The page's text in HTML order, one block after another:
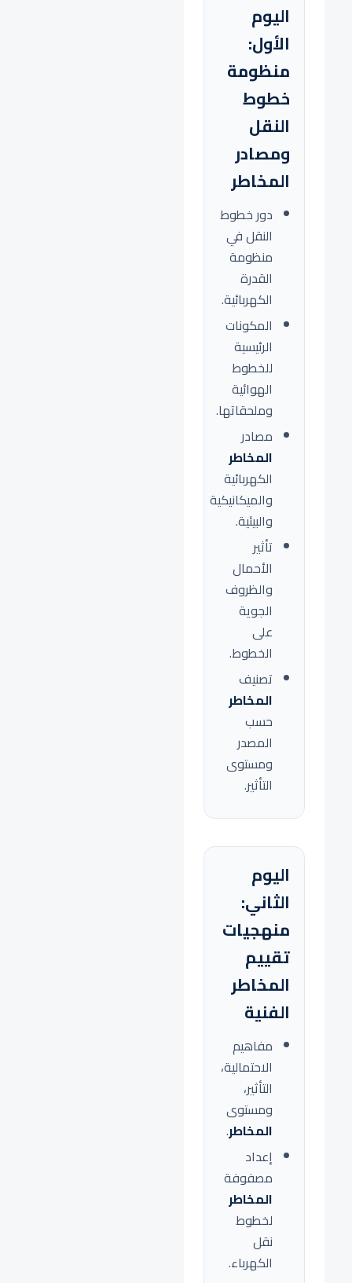
اليوم
الأول:
منظومة
خطوط
النقل
ومصادر
المخاطر
دور خطوط
النقل في
منظومة
القدرة
الكهربائية.
المكونات
الرئيسية
للخطوط
الهوائية
وملحقاتها.
مصادر
المخاطر
الكهربائية
والميكانيكية
والبيئية.
تأثير
الأحمال
والظروف
الجوية
على
الخطوط.
تصنيف
المخاطر
حسب
المصدر
ومستوى
التأثير.
اليوم
الثاني:
منهجيات
تقييم
المخاطر
الفنية
مفاهيم
الاحتمالية،
التأثير،
ومستوى
المخاطر.
إعداد
مصفوفة
المخاطر
لخطوط
نقل
الكهرباء.